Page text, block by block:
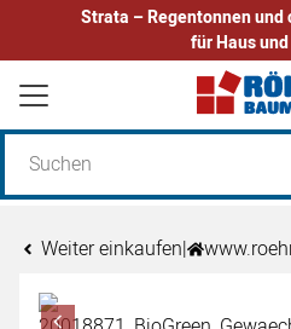
Strata – Regentonnen
für Haus
Zum Hauptinhalt springen
Weiter einkaufen|
Produktgalerie